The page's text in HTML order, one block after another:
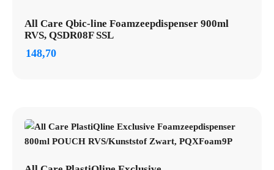
All Care Qbic-line Foamzeepdispenser 900ml
RVS, QSDR08F SSL
148,70